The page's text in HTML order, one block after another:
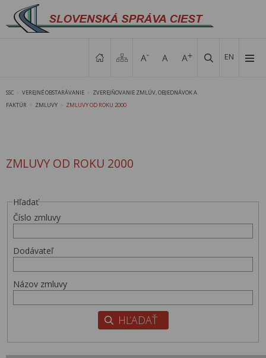
EN
SSC VEREJNÉ OBSTARÁVANIE
ZVEREJŇOVANIE ZMLÚV, OBJEDNÁVOK A
FAKTÚR
ZMLUVY ZMLUVY OD ROKU 2000
ZMLUVY OD ROKU 2000
Hľadať
Číslo zmluvy
Dodávateľ
Názov zmluvy